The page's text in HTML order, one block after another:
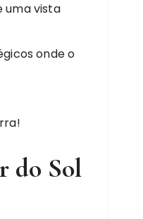
uma vista
onde o
do Sol